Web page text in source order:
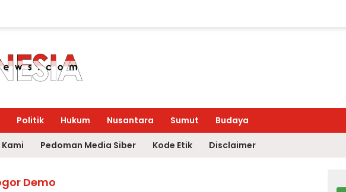
Politik Hukum Nusantara Sumut Budaya
Pedoman Media Siber Kode Etik Disclaimer
Demo